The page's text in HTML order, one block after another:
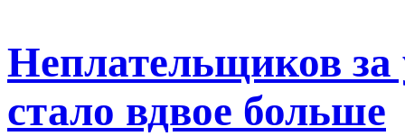
Неплательщиков
стало вдвое больше